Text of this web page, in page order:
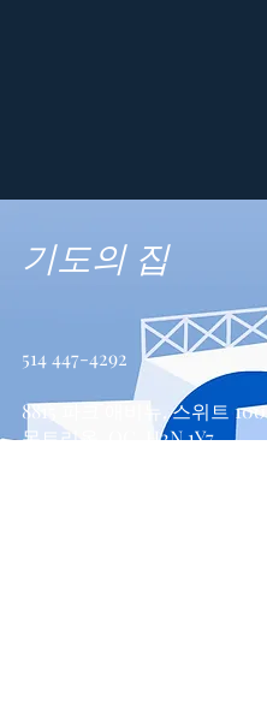
기도의 집
514 447-4292
8815 파크 애비뉴, 스위트 100
몬트리올, QC, H2N 1Y7